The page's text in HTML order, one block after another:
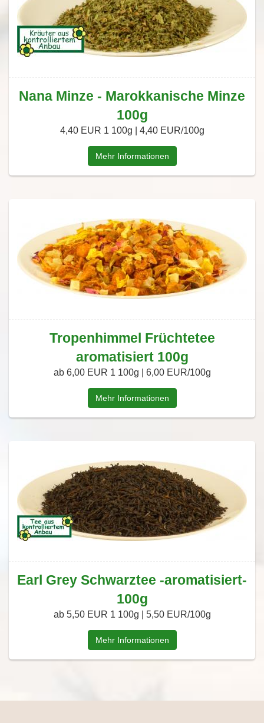
Nana Minze - Marokkanische Minze
100g
4,40 EUR 1 100g | 4,40 EUR/100g
Mehr Informationen
Tropenhimmel Früchtetee
aromatisiert 100g
ab 6,00 EUR 1 100g | 6,00 EUR/100g
Mehr Informationen
Earl Grey Schwarztee -aromatisiert-
100g
ab 5,50 EUR 1 100g | 5,50 EUR/100g
Mehr Informationen